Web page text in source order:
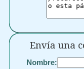
Envía una
Nombre: